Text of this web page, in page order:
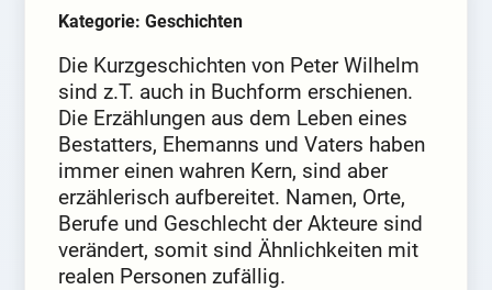
Kategorie: Geschichten
Die Kurzgeschichten von Peter Wilhelm
sind z.T. auch in Buchform erschienen.
Die Erzählungen aus dem Leben eines
Bestatters, Ehemanns und Vaters haben
immer einen wahren Kern, sind aber
erzählerisch aufbereitet. Namen, Orte,
Berufe und Geschlecht der Akteure sind
verändert, somit sind Ähnlichkeiten mit
realen Personen zufällig.